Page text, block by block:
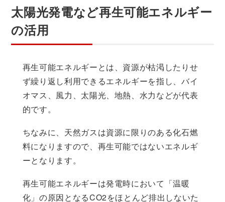
太陽光発電など再生可能エネルギー
の活用
再生可能エネルギーとは、資源が枯渇したりせ
ず繰り返し利用できるエネルギーを指し、バイ
オマス、風力、太陽光、地熱、水力などが代表
的です。
ちなみに、天然ガスは資源に限りのある化石燃
料になりますので、再生可能ではないエネルギ
ーとなります。
再生可能エネルギーは発電時において「温暖
化」の原因となるCO2をほとんど排出しないた